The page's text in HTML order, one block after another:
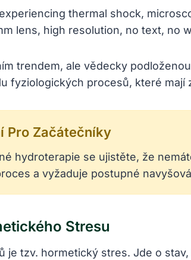
trendem, ale vědecky
fyziologických procesů, které mají
Pro Začátečníky
hydroterapie se ujistěte, že
a vyžaduje postupné
Stresu
je tzv. hormetický stres. Jde o